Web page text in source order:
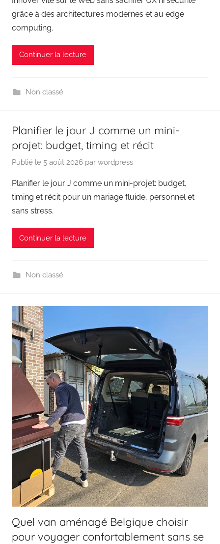
grâce à des architectures modernes et au edge
computing.
Continuer la lecture
Non classé
Planifier le jour J comme un mini-
projet: budget, timing et récit
Publié le 5 août 2026 par wordpress
Planifier le jour J comme un mini-projet: budget,
timing et récit pour un mariage fluide, personnel et
sans stress.
Continuer la lecture
Non classé
Quel van aménagé Belgique choisir
pour voyager confortablement sans se